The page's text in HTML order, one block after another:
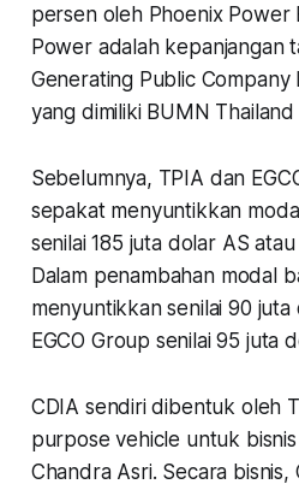
persen oleh Phoenix Power
Power adalah kepanjangan
Generating Public Company
yang dimiliki BUMN
Sebelumnya, TPIA dan
sepakat menyuntikkan
senilai 185 juta dolar AS
Dalam penambahan modal
menyuntikkan senilai 90
EGCO Group senilai 95 juta
CDIA sendiri dibentuk oleh
purpose vehicle untuk
Chandra Asri. Secara bisnis,